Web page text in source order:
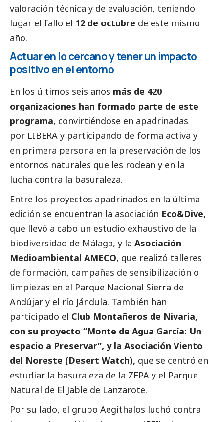
valoración técnica y de evaluación, teniendo
lugar el fallo el 12 de octubre de este mismo
año.
Actuar en lo cercano y tener un impacto
positivo en el entorno
En los últimos seis años más de 420
organizaciones han formado parte de este
programa, convirtiéndose en apadrinadas
por LIBERA y participando de forma activa y
en primera persona en la preservación de los
entornos naturales que les rodean y en la
lucha contra la basuraleza.
Entre los proyectos apadrinados en la última
edición se encuentran la asociación Eco&Dive,
que llevó a cabo un estudio exhaustivo de la
biodiversidad de Málaga, y la Asociación
Medioambiental AMECO, que realizó talleres
de formación, campañas de sensibilización o
limpiezas en el Parque Nacional Sierra de
Andújar y el río Jándula. También han
participado el Club Montañeros de Nivaria,
con su proyecto “Monte de Agua García: Un
espacio a Preservar”, y la Asociación Viento
del Noreste (Desert Watch), que se centró en
estudiar la basuraleza de la ZEPA y el Parque
Natural de El Jable de Lanzarote.
Por su lado, el grupo Aegithalos luchó contra